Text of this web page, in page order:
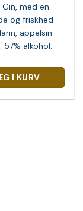
med en
og friskhed
appelsin
alkohol.
I KURV